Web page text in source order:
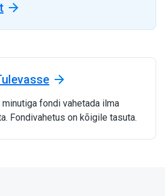
fondi vahetada ilma
Fondivahetus on kõigile tasuta.